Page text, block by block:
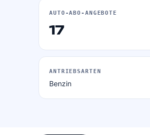
AUTO-ABO-ANGEBOTE
17
ANTRIEBSARTEN
Benzin